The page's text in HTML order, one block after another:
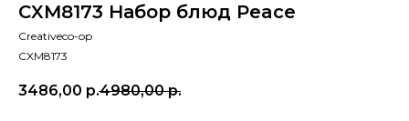
CXM8173 Набор блюд Peace
Creativeco-op
CXM8173
3486,00 р.4980,00 р.